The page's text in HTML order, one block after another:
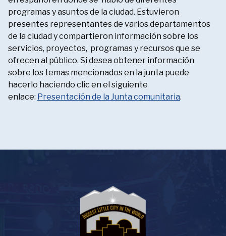
programas y asuntos de la ciudad. Estuvieron
presentes representantes de varios departamentos
de la ciudad y compartieron información sobre los
servicios, proyectos, programas y recursos que se
ofrecen al público. Si desea obtener información
sobre los temas mencionados en la junta puede
hacerlo haciendo clic en el siguiente
enlace: Presentación de la Junta comunitaria.